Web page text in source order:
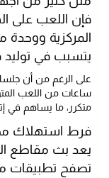
فإن اللعب على
المركزية ووحدة
يتسبب في توليد
على الرغم من أن
ساعات من اللعب
متكرر، ما يساهم في
فرط استهلاك
يعد بث مقاطع
تصفح تطبيقات